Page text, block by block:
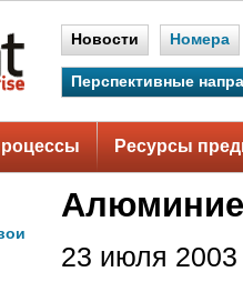
Новости Номера
Перспективные
Ресурсы
23 июля 2003